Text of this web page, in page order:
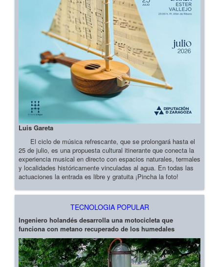
Luis Gareta
El ciclo de música refrescante, que se prolongará hasta el
25 de julio, es una propuesta cultural itinerante que conecta la
experiencia musical en directo con espacios naturales, termales
y localidades históricamente vinculadas al agua. En todas las
actuaciones la entrada es libre y gratuita ¡Pincha la foto!
TECNOLOGIA POPULAR
Ingeniero holandés desarrolla una motocicleta que
funciona con metano recuperado de los humedales